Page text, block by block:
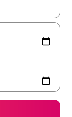
med